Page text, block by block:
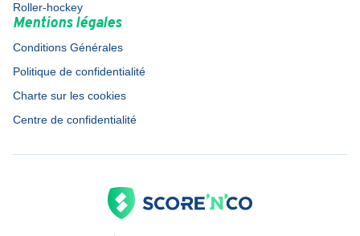
Roller-hockey
Mentions légales
Conditions Générales
Politique de confidentialité
Charte sur les cookies
Centre de confidentialité